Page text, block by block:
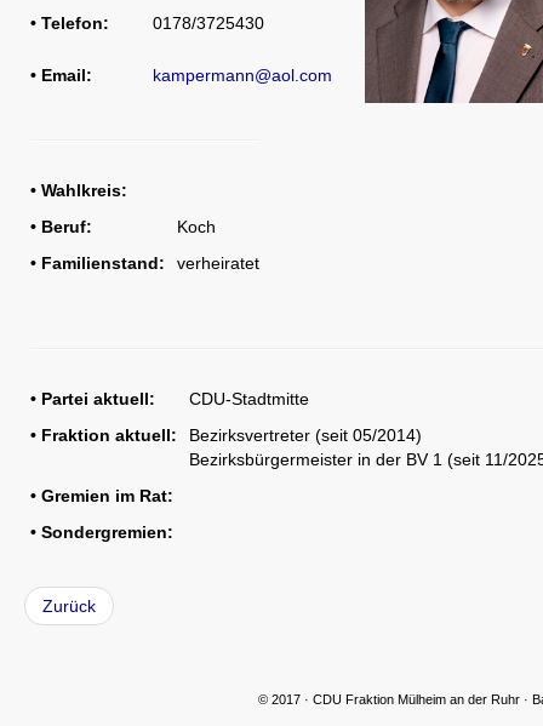
CDU Slider 05
CDU Slider 06
CDU Slider 07
CDU Slider 08
• Telefon: 0178/3725430
• Email: kampermann@aol.com
• Wahlkreis:
• Beruf:
Koch
• Familienstand:
verheiratet
• Partei aktuell:
CDU-Stadtmitte
• Fraktion aktuell:
Bezirksvertreter (seit 05/2014)
Bezirksbürgermeister in der BV 1 (seit 11/
• Gremien im Rat:
• Sondergremien:
Zurück
© 2017 · CDU Fraktion Mülheim an der Ruhr ·